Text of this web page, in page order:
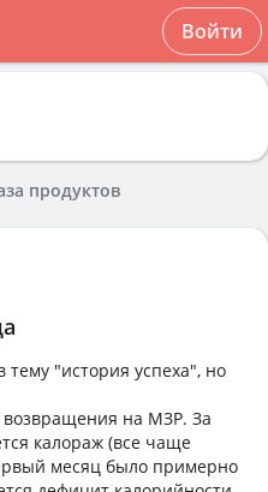
Войти
продуктов
"история успеха", но
на МЗР. За
калораж (все чаще
месяц было примерно